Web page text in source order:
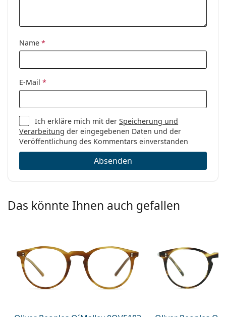
Code:
0OX8149 814903
Name *
E-Mail *
Ich erkläre mich mit derSpeicherung und
Verarbeitung der eingegebenen Daten und der
Veröffentlichung des Kommentars einverstanden
Absenden
Das könnte Ihnen auch gefallen